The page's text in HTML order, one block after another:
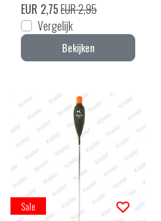
EUR 2,75EUR 2,95
Vergelijk
Bekijken
Sale